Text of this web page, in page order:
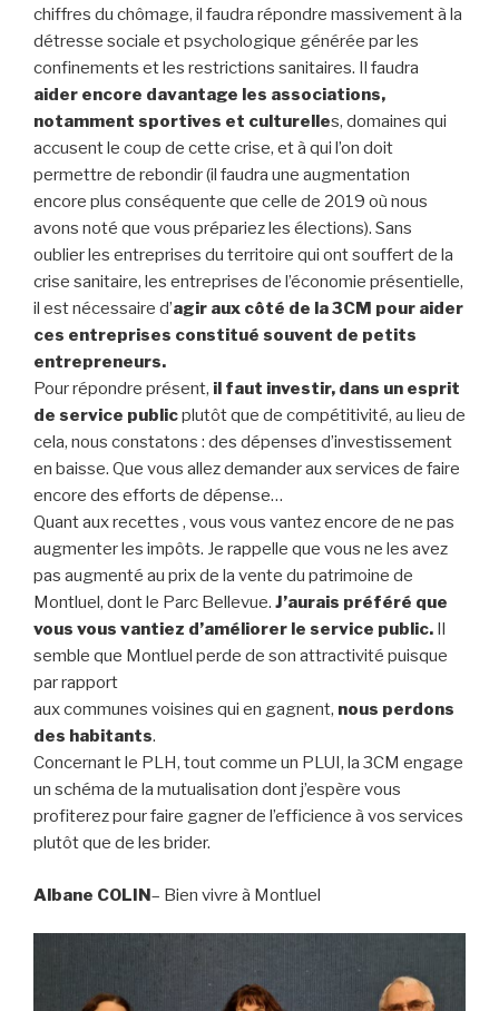
chiffres du chômage, il faudra répondre massivement à la
détresse sociale et psychologique générée par les
confinements et les restrictions sanitaires. Il faudra
aider encore davantage les associations,
notamment sportives et culturelles, domaines qui
accusent le coup de cette crise, et à qui l’on doit
permettre de rebondir (il faudra une augmentation
encore plus conséquente que celle de 2019 où nous
avons noté que vous prépariez les élections). Sans
oublier les entreprises du territoire qui ont souffert de la
crise sanitaire, les entreprises de l’économie présentielle,
il est nécessaire d’agir aux côté de la 3CM pour aider
ces entreprises constitué souvent de petits
entrepreneurs.
Pour répondre présent, il faut investir, dans un esprit
de service publicplutôt que de compétitivité, au lieu de
cela, nous constatons : des dépenses d’investissement
en baisse. Que vous allez demander aux services de faire
encore des efforts de dépense…
Quant aux recettes , vous vous vantez encore de ne pas
augmenter les impôts. Je rappelle que vous ne les avez
pas augmenté au prix de la vente du patrimoine de
Montluel, dont le Parc Bellevue. J’aurais préféré que
vous vous vantiez d’améliorer le service public. Il
semble que Montluel perde de son attractivité puisque
par rapport
aux communes voisines qui en gagnent, nous perdons
des habitants.
Concernant le PLH, tout comme un PLUI, la 3CM engage
un schéma de la mutualisation dont j’espère vous
profiterez pour faire gagner de l’efficience à vos services
plutôt que de les brider.
Albane COLIN– Bien vivre à Montluel